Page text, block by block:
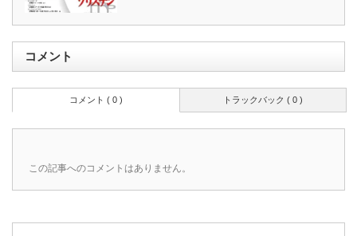
コメント
トラックバック ( 0 )
コメント ( 0 )
この記事へのコメントはありません。